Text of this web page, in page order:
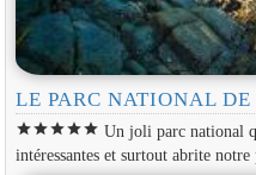
LE PARC NATIONAL
starstarstarstarstar Un joli parc national
intéressantes et surtout abrite